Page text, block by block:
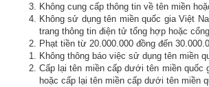
Không cung cấp thông tin về tên miền
Không sử dụng tên miền quốc gia Việt
trang thông tin điện tử tổng hợp hoặc
Phạt tiền từ 20.000.000 đồng đến
Không thông báo việc sử dụng tên miền
Cấp lại tên miền cấp dưới tên miền quốc
hoặc cấp lại tên miền cấp dưới tên miền